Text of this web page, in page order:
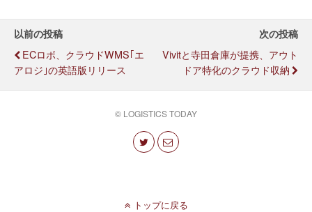
以前の投稿
ECロボ、クラウドWMS｢エ
アロジ｣の英語版リリース
次の投稿
Vivitと寺田倉庫が提携、アウト
ドア特化のクラウド収納
© LOGISTICS TODAY
トップに戻る